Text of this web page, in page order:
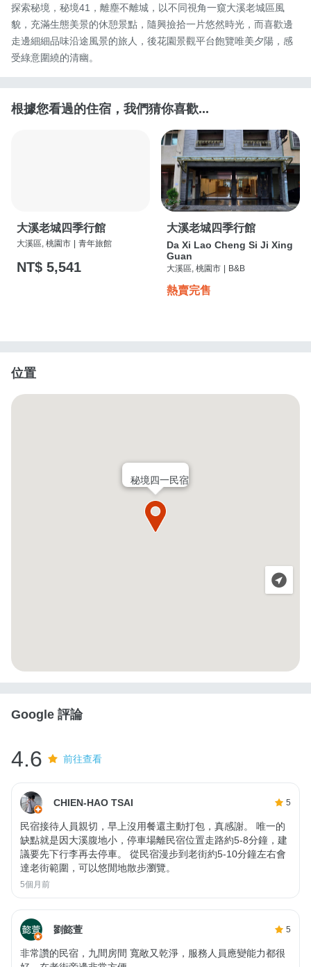
探索秘境，秘境41，離塵不離城，以不同視角一窺大溪老城區風
貌，充滿生態美景的休憩景點，隨興撿拾一片悠然時光，而喜歡邊
走邊細細品味沿途風景的旅人，後花園景觀平台飽覽唯美夕陽，感
受綠意圍繞的清幽。
根據您看過的住宿，我們猜你喜歡...
大溪老城四季行館
大溪區, 桃園市 青年旅館
NT$ 5,541
大溪老城四季行館
Da Xi Lao Cheng Si Ji Xing
Guan
大溪區, 桃園市 B&B
熱賣完售
位置
秘境四一民宿
Google 評論
4.6 前往查看
CHIEN-HAO TSAI 5
民宿接待人員親切，早上沒用餐還主動打包，真感謝。 唯一的
缺點就是因大溪腹地小，停車場離民宿位置走路約5-8分鐘，建
議要先下行李再去停車。 從民宿漫步到老街約5-10分鐘左右會
達老街範圍，可以悠閒地散步瀏覽。
5個月前
劉㦤萱 5
非常讚的民宿，九間房間 寬敞又乾淨，服務人員應變能力都很